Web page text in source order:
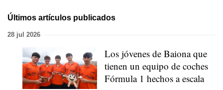
Últimos artículos publicados
28 jul 2026
Los jóvenes de Baiona que
tienen un equipo de coches
Fórmula 1 hechos a escala